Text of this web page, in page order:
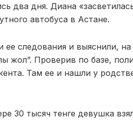
два дня. Диана
автобуса в Астане.
следования и выяснили,
жол”. Проверив по базе,
Там ее и нашли у
30 тысяч тенге девушка